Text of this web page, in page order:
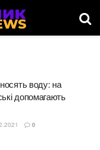
воду: на
допомагають
0